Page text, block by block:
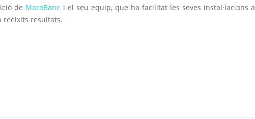
de MoraBanc i el seu equip, que ha facilitat les seves instal·lacions a
reeixits resultats.